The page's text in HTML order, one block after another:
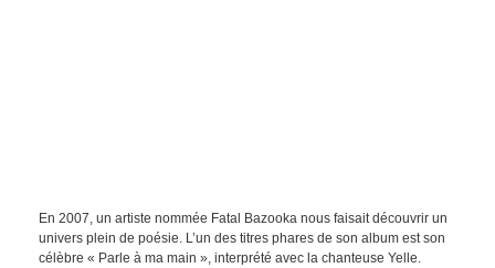
En 2007, un artiste nommée Fatal Bazooka nous faisait découvrir un
univers plein de poésie. L’un des titres phares de son album est son
célèbre « Parle à ma main », interprété avec la chanteuse Yelle.